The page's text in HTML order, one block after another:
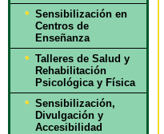
Sensibilización en
Centros de
Enseñanza
Talleres de Salud y
Rehabilitación
Psicológica y Física
Sensibilización,
Divulgación y
Accesibilidad